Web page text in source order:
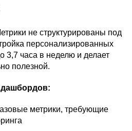
не структурированы под
персонализированных
3,7 часа в неделю и делает
полезной.
метрики, требующие